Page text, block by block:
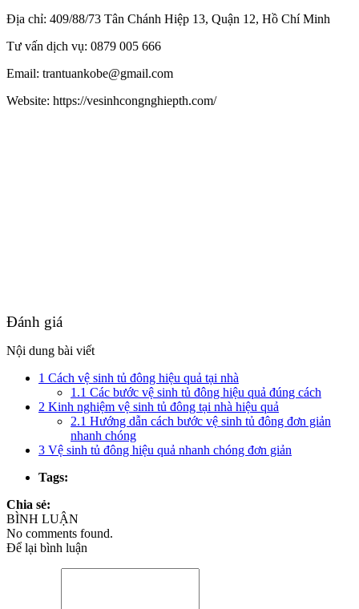
Địa chỉ: 409/88/73 Tân Chánh Hiệp 13, Quận 12, Hồ Chí Minh
Tư vấn dịch vụ: 0879 005 666
Email: trantuankobe@gmail.com
Website: https://vesinhcongnghiepth.com/
Đánh giá
Nội dung bài viết
1 Cách vệ sinh tủ đông hiệu quả tại nhà
1.1 Các bước vệ sinh tủ đông hiệu quả đúng cách
2 Kinh nghiệm vệ sinh tủ đông tại nhà hiệu quả
2.1 Hướng dẫn cách bước vệ sinh tủ đông đơn giản
nhanh chóng
3 Vệ sinh tủ đông hiệu quả nhanh chóng đơn giản
Tags:
Chia sẻ:
BÌNH LUẬN
No comments found.
Để lại bình luận